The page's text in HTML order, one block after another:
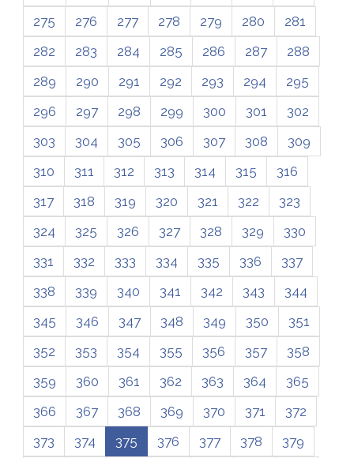
275
276 277 278 279 280
281
282
283 284 285 286 287
288
289
290 291 292 293 294
295
296
297 298 299 300 301
302
303
304 305 306 307 308
309
310
311 312 313 314 315
316
317
318 319 320 321 322
323
324
325 326 327 328 329
330
331
332 333 334 335 336
337
338
339 340 341 342 343
344
345
346 347 348 349 350
351
352
353 354 355 356 357
358
359
360 361 362 363 364
365
366
367 368 369 370 371
372
373
374 375 376 377 378 379